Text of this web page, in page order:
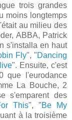
trois grandes
moins longtemps
au milieu des
ABBA, Patrick
s'installa en haut
Fly", "Dancing
". Ensuite, c'est
que l'eurodance
La Bouche, 2
s'emparent des
This", "Be My
à la troisième